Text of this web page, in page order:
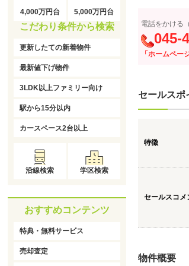
電話をかける
045-
「ホームペー
セールスポ
特徴
セールスコメ
物件概要
4,000万円台 5,000万円台
こだわり条件から検索
更新したての新着物件
最新値下げ物件
3LDK以上ファミリー向け
駅から15分以内
カースペース2台以上
沿線検索 学区検索
おすすめコンテンツ
特典・無料サービス
売却査定